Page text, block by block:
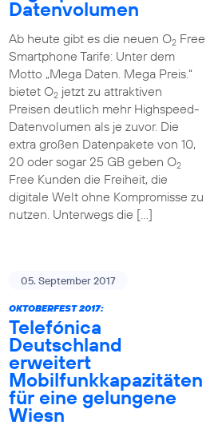
Datenvolumen
Ab heute gibt es die neuen O2Free
Smartphone Tarife: Unter dem
Motto „Mega Daten. Mega Preis.“
bietet O2jetzt zu attraktiven
Preisen deutlich mehr Highspeed-
Datenvolumen als je zuvor. Die
extra großen Datenpakete von 10,
20 oder sogar 25 GB geben O2
Free Kunden die Freiheit, die
digitale Welt ohne Kompromisse zu
nutzen. Unterwegs die […]
05. September 2017
OKTOBERFEST 2017:
Telefónica
Deutschland
erweitert
Mobilfunkkapazitäten
für eine gelungene
Wiesn